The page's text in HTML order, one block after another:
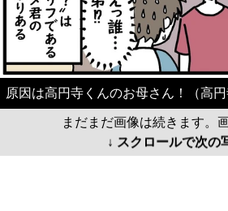
原因は高円寺くんのお母さん！（高円
まだまだ画像は続きます。
↓ スクロールで次の